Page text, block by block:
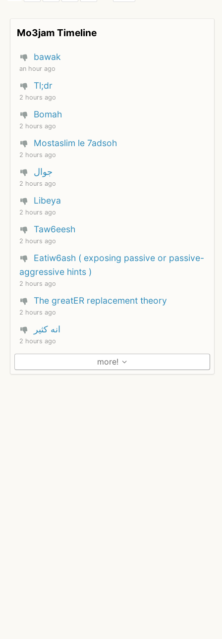
Mo3jam Timeline
bawak
an hour ago
Tl;dr
2 hours ago
Bomah
2 hours ago
Mostaslim le 7adsoh
2 hours ago
جوال
2 hours ago
Libeya
2 hours ago
Taw6eesh
2 hours ago
Eatiw6ash ( exposing passive or passive-
aggressive hints )
2 hours ago
The greatER replacement theory
2 hours ago
انه كثير
2 hours ago
more!